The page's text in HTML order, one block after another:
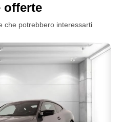
offerte
che potrebbero interessarti